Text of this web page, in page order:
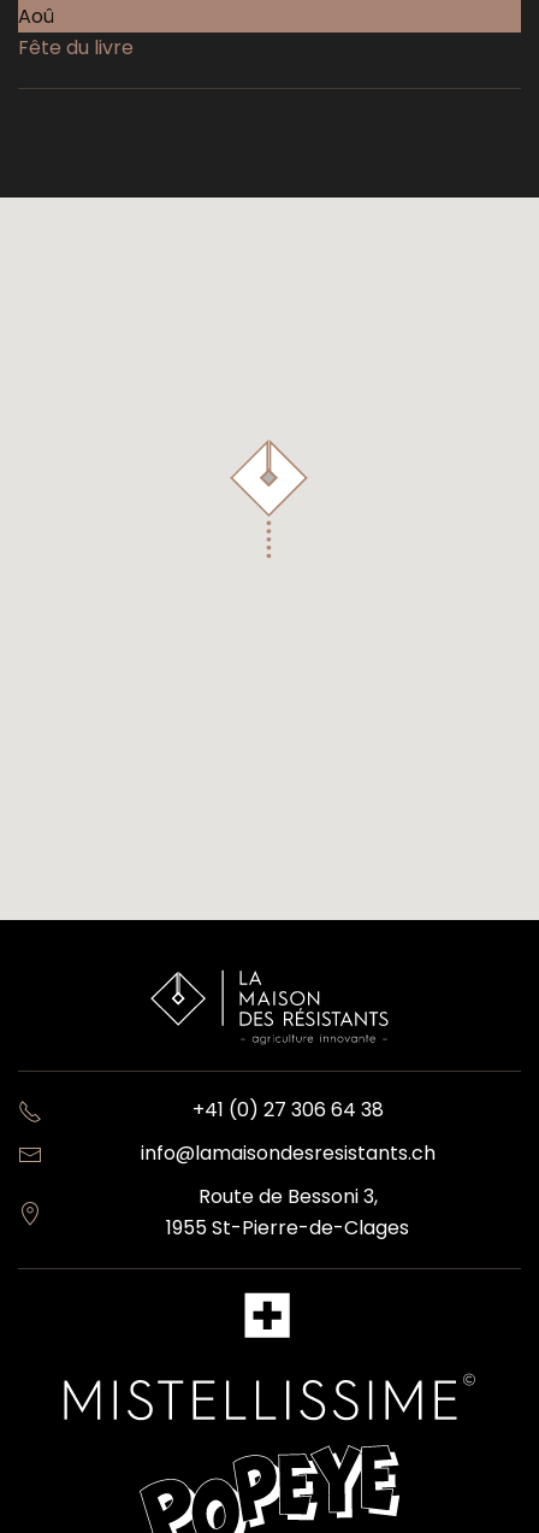
Aoû
Fête du livre
+41 (0) 27 306 64 38
info@lamaisondesresistants.ch
Route de Bessoni 3,
1955 St-Pierre-de-Clages